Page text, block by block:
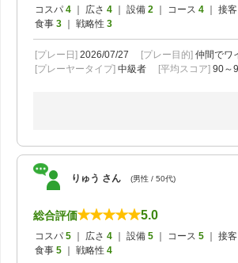
コスパ 4 ｜ 広さ 4 ｜ 設備 2 ｜ コース 4 ｜ 接客
食事 3 ｜ 戦略性 3
[プレー日] 2026/07/27 [プレー目的] 仲間でワ
[プレーヤータイプ] 中級者 [平均スコア] 90～
りゅう さん (男性 / 50代)
総合評価 5.0
コスパ 5 ｜ 広さ 4 ｜ 設備 5 ｜ コース 5 ｜ 接客
食事 5 ｜ 戦略性 4